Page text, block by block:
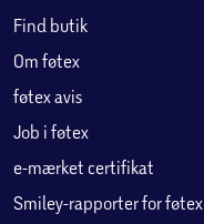
Find butik
Om føtex
føtex avis
Job i føtex
e-mærket certifikat
Smiley-rapporter for føtex